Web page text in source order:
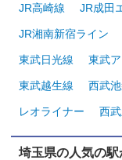
JR高崎線 JR成田
JR湘南新宿ライン
東武日光線 東武
東武越生線 西武
レオライナー 西
埼玉県の人気の